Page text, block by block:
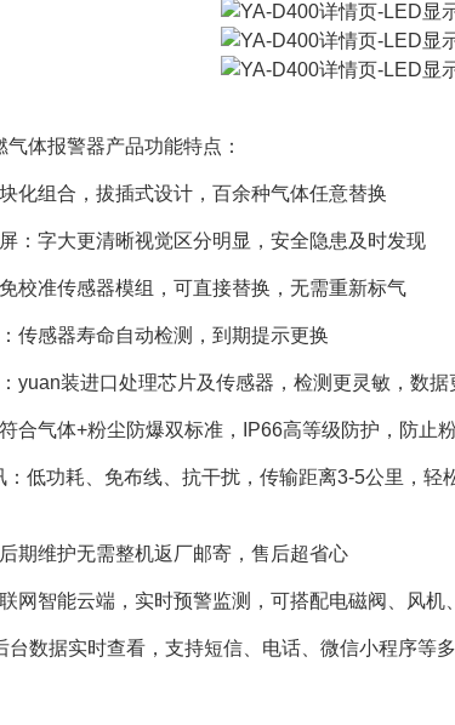
体报警器产品功能特点：
化组合，拔插式设计，百余种气体任意替换
：字大更清晰视觉区分明显，安全隐患及时发现
校准传感器模组，可直接替换，无需重新标气
传感器寿命自动检测，到期提示更换
yuan装进口处理芯片及传感器，检测更灵敏，数据
合气体+粉尘防爆双标准，IP66高等级防护，防止
低功耗、免布线、抗干扰，传输距离3-5公里，
期维护无需整机返厂邮寄，售后超省心
网智能云端，实时预警监测，可搭配电磁阀、风
台数据实时查看，支持短信、电话、微信小程序等